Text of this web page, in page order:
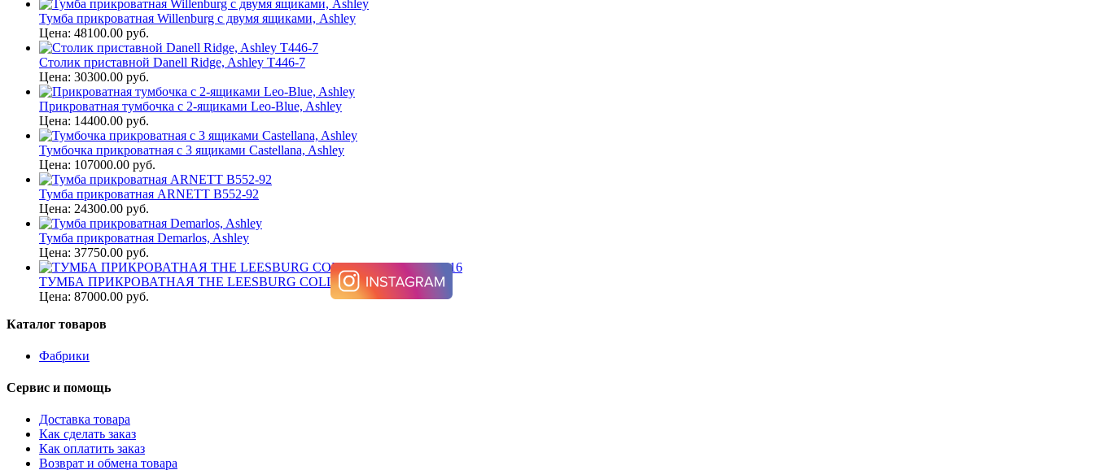
Тумба прикроватная Willenburg с двумя ящиками, Ashley
Цена: 48100.00 руб.
Столик приставной Danell Ridge, Ashley T446-7
Цена: 30300.00 руб.
Прикроватная тумбочка с 2-ящиками Leo-Blue, Ashley
Цена: 14400.00 руб.
Тумбочка прикроватная с 3 ящиками Castellana, Ashley
Цена: 107000.00 руб.
Тумба прикроватная ARNETT B552-92
Цена: 24300.00 руб.
Тумба прикроватная Demarlos, Ashley
Цена: 37750.00 руб.
ТУМБА ПРИКРОВАТНАЯ THE LEESBURG COLLECTION 5381-90016
Цена: 87000.00 руб.
Каталог товаров
Фабрики
Сервис и помощь
Доставка товара
Как сделать заказ
Как оплатить заказ
Возврат и обмена товара